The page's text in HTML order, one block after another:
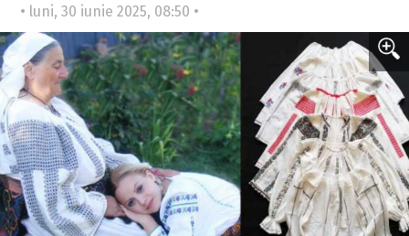
• luni, 30 iunie 2025, 08:50 •